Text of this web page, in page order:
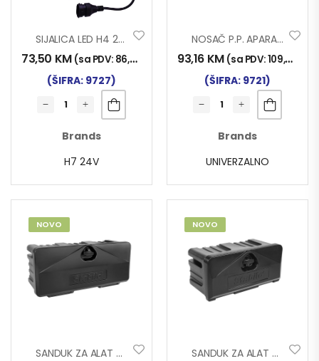
SIJALICA LED H4 24V/30W 2/1
73,50 KM (sa PDV: 86,00
(ŠIFRA: 9727)
Brands
H7 24V
NOSAČ P.P. APARATA STABILO 6kg
93,16 KM (sa PDV:109,00
(ŠIFRA: 9721)
Brands
UNIVERZALNO
NOVO
SANDUK ZA ALAT STABILO 75x34x30
NOVO
SANDUK ZA ALAT STABILO 53x25x30